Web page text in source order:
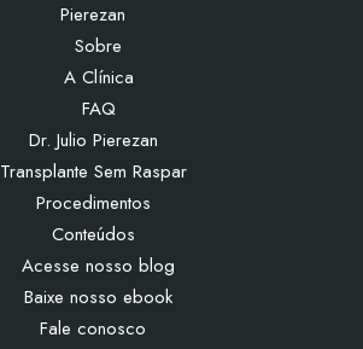
Pierezan
Sobre
A Clínica
FAQ
Dr. Julio Pierezan
Transplante Sem Raspar
Procedimentos
Conteúdos
Acesse nosso blog
Baixe nosso ebook
Fale conosco